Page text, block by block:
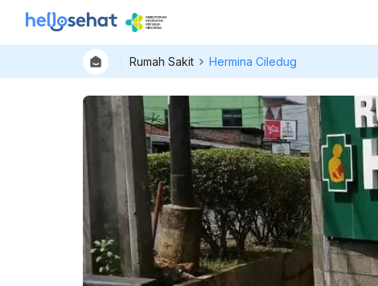
Rumah Sakit Hermina Ciledug